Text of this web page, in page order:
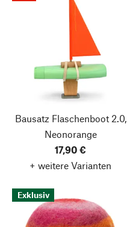
Bausatz Flaschenboot 2.0,
Neonorange
17,90 €
+ weitere Varianten
Exklusiv